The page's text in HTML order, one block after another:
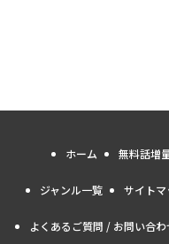
ホーム 無料話増
ジャンル一覧 サイトマ
よくあるご質問 / お問い合わ